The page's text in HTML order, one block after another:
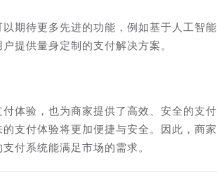
期待更多先进的功能，例如基于人工智能
提供量身定制的支付解决方案。
体验，也为商家提供了高效、安全的支付
支付体验将更加便捷与安全。因此，商家
付系统能满足市场的需求。